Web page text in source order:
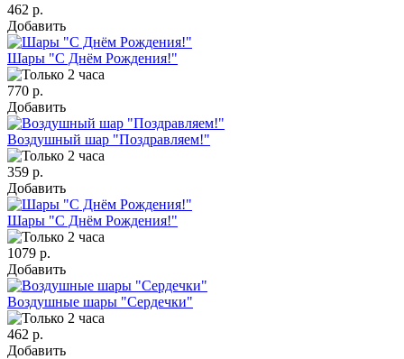
462 р.
Добавить
Шары "С Днём Рождения!"
770 р.
Добавить
Воздушный шар "Поздравляем!"
359 р.
Добавить
Шары "С Днём Рождения!"
1079 р.
Добавить
Воздушные шары "Сердечки"
462 р.
Добавить